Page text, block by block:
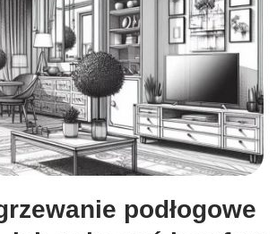
podłogowe